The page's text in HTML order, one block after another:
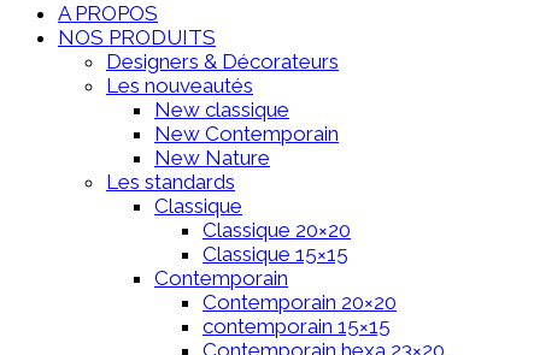
A PROPOS
NOS PRODUITS
Designers & Décorateurs
Les nouveautés
New classique
New Contemporain
New Nature
Les standards
Classique
Classique 20×20
Classique 15×15
Contemporain
Contemporain 20×20
contemporain 15×15
Contemporain hexa 23×20